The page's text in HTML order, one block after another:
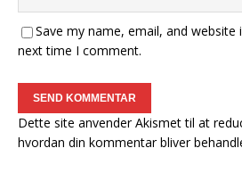
Save my name, email, and
next time I comment.
Dette site anvender Akismet til at
hvordan din kommentar bliver